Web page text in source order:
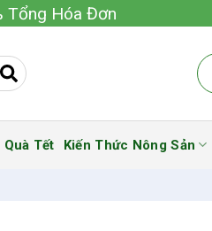
Tổng Hóa Đơn
Quà Tết Kiến Thức Nông Sản